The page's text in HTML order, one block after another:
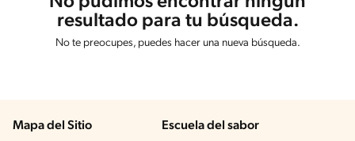
resultado para tu búsqueda.
No te preocupes, puedes hacer una nueva búsqueda.
Mapa del Sitio Escuela del sabor